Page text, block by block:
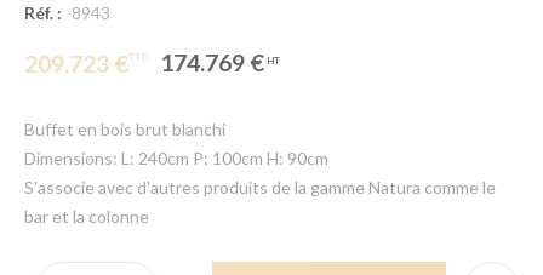
Réf. : 8943
209.723 € 174.769 €
Buffet en bois brut blanchi
Dimensions: L: 240cm P: 100cm H: 90cm
S'associe avec d'autres produits de la gamme Natura comme le
bar et la colonne